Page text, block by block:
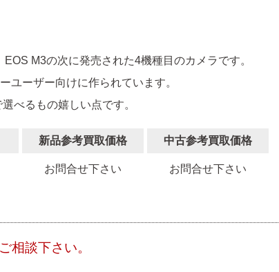
M3の次に発売された4機種目のカメラです。
ユーザー向けに作られています。
べるもの嬉しい点です。
新品参考買取価格 中古参考買取価格
お問合せ下さい お問合せ下さい
相談下さい。